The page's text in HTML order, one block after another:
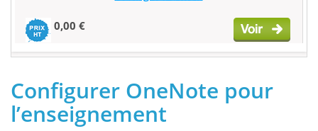
0,00 €
Configurer OneNote pour
l’enseignement